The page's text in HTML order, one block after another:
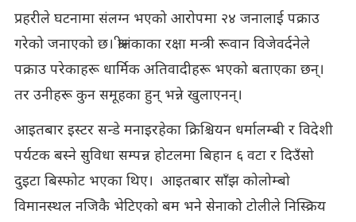
प्रहरीले घटनामा संलग्न भएको आरोपमा २४ जनालाई पक्राउ
गरेको जनाएको छ। श्रीलंकाका रक्षा मन्त्री रूवान विजेवर्दनेले
पक्राउ परेकाहरू धार्मिक अतिवादीहरू भएको बताएका छन्।
तर उनीहरू कुन समूहका हुन् भन्ने खुलाएनन्।
आइतबार इस्टर सन्डे मनाइरहेका क्रिश्चियन धर्मालम्बी र विदेशी
पर्यटक बस्ने सुविधा सम्पन्न होटलमा बिहान ६ वटा र दिउँसो
दुइटा बिस्फोट भएका थिए। आइतबार साँझ कोलोम्बो
विमानस्थल नजिकै भेटिएको बम भने सेनाको टोलीले निस्क्रिय